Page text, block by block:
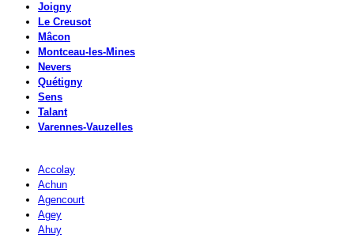
Joigny
Le Creusot
Mâcon
Montceau-les-Mines
Nevers
Quétigny
Sens
Talant
Varennes-Vauzelles
Accolay
Achun
Agencourt
Agey
Ahuy